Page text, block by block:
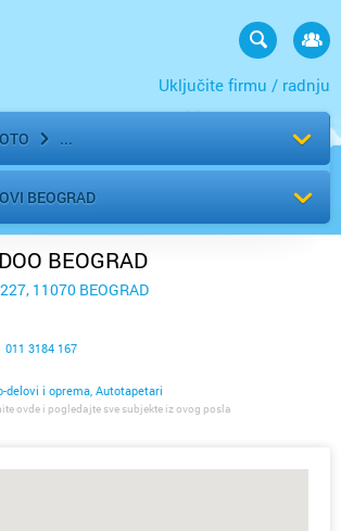
Uključite firmu / radnju
BEOGRAD
BEOGRAD
11070 BEOGRAD
011 3184 167
delovi i oprema, Autotapetari
ovde i pogledajte sve subjekte iz ovog posla